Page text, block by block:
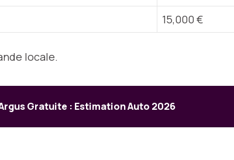
15,000 €
locale.
Gratuite : Estimation Auto 2026